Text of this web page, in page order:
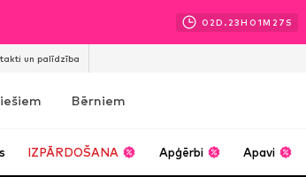
02D. 23H 01M 26 S
un palīdzība
Bērniem
IZPĀRDOŠANA Apģērbi Apavi